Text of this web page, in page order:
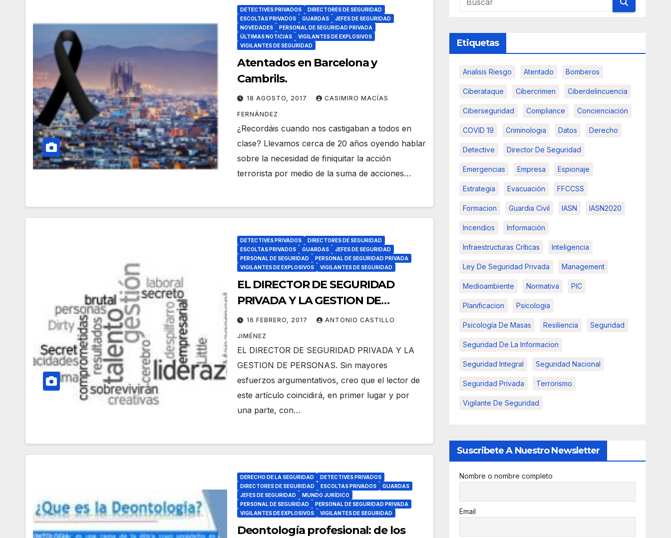
DETECTIVES PRIVADOS
DIRECTORES DE SEGURIDAD
ESCOLTAS PRIVADOS
GUARDAS
JEFES DE SEGURIDAD
NOVEDADES
PERSONAL DE SEGURIDAD PRIVADA
ÚLTIMAS NOTICIAS
VIGILANTES DE EXPLOSIVOS
VIGILANTES DE SEGURIDAD
Atentados en Barcelona y
Cambrils.
18 AGOSTO, 2017 CASIMIRO MACÍAS
FERNÁNDEZ
¿Recordáis cuando nos castigaban a todos en
clase? Llevamos cerca de 20 años oyendo hablar
sobre la necesidad de finiquitar la acción
terrorista por medio de la suma de acciones…
DETECTIVES PRIVADOS
DIRECTORES DE SEGURIDAD
ESCOLTAS PRIVADOS
GUARDAS
JEFES DE SEGURIDAD
PERSONAL DE SEGURIDAD
PERSONAL DE SEGURIDAD PRIVADA
VIGILANTES DE EXPLOSIVOS
VIGILANTES DE SEGURIDAD
EL DIRECTOR DE SEGURIDAD
PRIVADA Y LA GESTION DE
PERSONAS
16 FEBRERO, 2017 ANTONIO CASTILLO
JIMÉNEZ
EL DIRECTOR DE SEGURIDAD PRIVADA Y LA
GESTION DE PERSONAS. Sin mayores
esfuerzos argumentativos, creo que el lector de
este artículo coincidirá, en primer lugar y por
una parte, con…
DERECHO DE LA SEGURIDAD
DETECTIVES PRIVADOS
DIRECTORES DE SEGURIDAD
ESCOLTAS PRIVADOS
GUARDAS
JEFES DE SEGURIDAD
MUNDO JURÍDICO
PERSONAL DE SEGURIDAD
PERSONAL DE SEGURIDAD PRIVADA
VIGILANTES DE EXPLOSIVOS
VIGILANTES DE SEGURIDAD
Deontología profesional: de los
Etiquetas
Analisis Riesgo Atentado Bomberos
Ciberataque Cibercrimen Ciberdelincuencia
Ciberseguridad Compliance Concienciación
COVID 19 Criminologia Datos Derecho
Detective Director De Seguridad
Emergencias Empresa Espionaje
Estrategia Evacuación FFCCSS
Formacion Guardia Civil IASN IASN2020
Incendios Información
Infraestructuras Críticas Inteligencia
Ley De Seguridad Privada Management
Medioambiente Normativa PIC
Planificacion Psicologia
Psicología De Masas Resiliencia Seguridad
Seguridad De La Informacion
Seguridad Integral Seguridad Nacional
Seguridad Privada Terrorismo
Vigilante De Seguridad
Suscribete A Nuestro Newsletter
Nombre o nombre completo
Email